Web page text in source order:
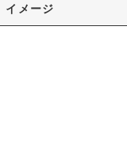
イメージ